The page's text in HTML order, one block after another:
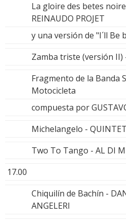
La gloire des betes
REINAUDO PROJET
y una versión de "I´ll Be
Zamba triste (versión II)
Fragmento de la Banda
Motocicleta
compuesta por
Michelangelo -
Two To Tango - AL DI
17.00
Chiquilín de Bachín -
ANGELERI